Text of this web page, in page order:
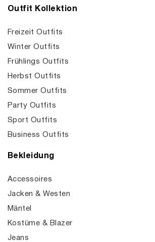
Outfit Kollektion
Freizeit Outfits
Winter Outfits
Frühlings Outfits
Herbst Outfits
Sommer Outfits
Party Outfits
Sport Outfits
Business Outfits
Bekleidung
Accessoires
Jacken & Westen
Mäntel
Kostüme & Blazer
Jeans